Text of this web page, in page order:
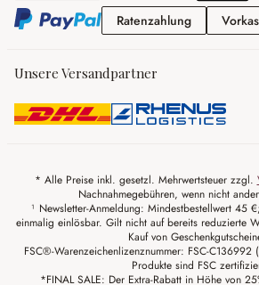
Ratenzahlung
Unsere Versandpartner
* Alle Preise inkl. gesetzl. Mehrwertsteuer zzgl.
Nachnahmegebühren, wenn nicht
¹ Newsletter-Anmeldung: Mindestbestellwert 45
einmalig einlösbar. Gilt nicht auf bereits reduzierte
Kauf von
FSC®-Warenzeichenlizenznummer: FSC-C136992
Produkte sind FSC
*FINAL SALE: Der Extra-Rabatt in Höhe von